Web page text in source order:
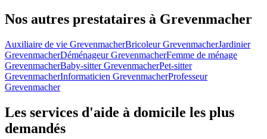
Nos autres prestataires à Grevenmacher
Auxiliaire de vie GrevenmacherBricoleur GrevenmacherJardinier
GrevenmacherDéménageur GrevenmacherFemme de ménage
GrevenmacherBaby-sitter GrevenmacherPet-sitter
GrevenmacherInformaticien GrevenmacherProfesseur
Grevenmacher
Les services d'aide à domicile les plus
demandés